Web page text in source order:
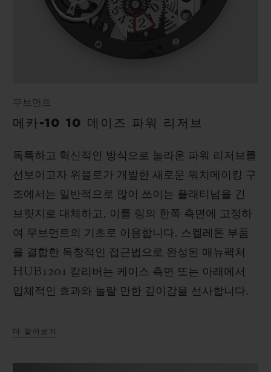
무브먼트
메카-10 10 데이즈 파워 리저브
독특하고 혁신적인 방식으로 놀라운 파워 리저브를
선보이고자 위블로가 개발한 새로운 워치메이킹 구
조에서는 일반적으로 많이 쓰이는 플래티넘을 긴
브릿지로 대체하고, 이를 링의 한쪽 측면에 고정하
여 무브먼트의 기초로 이용합니다. 스켈레톤 부품
을 결합한 독창적인 접근법으로 완성된 매뉴팩처
HUB1201 칼리버는 케이스 측면 또는 아래에서
입체적인 효과와 놀랄 만한 깊이감을 선사합니다.
더 알아보기